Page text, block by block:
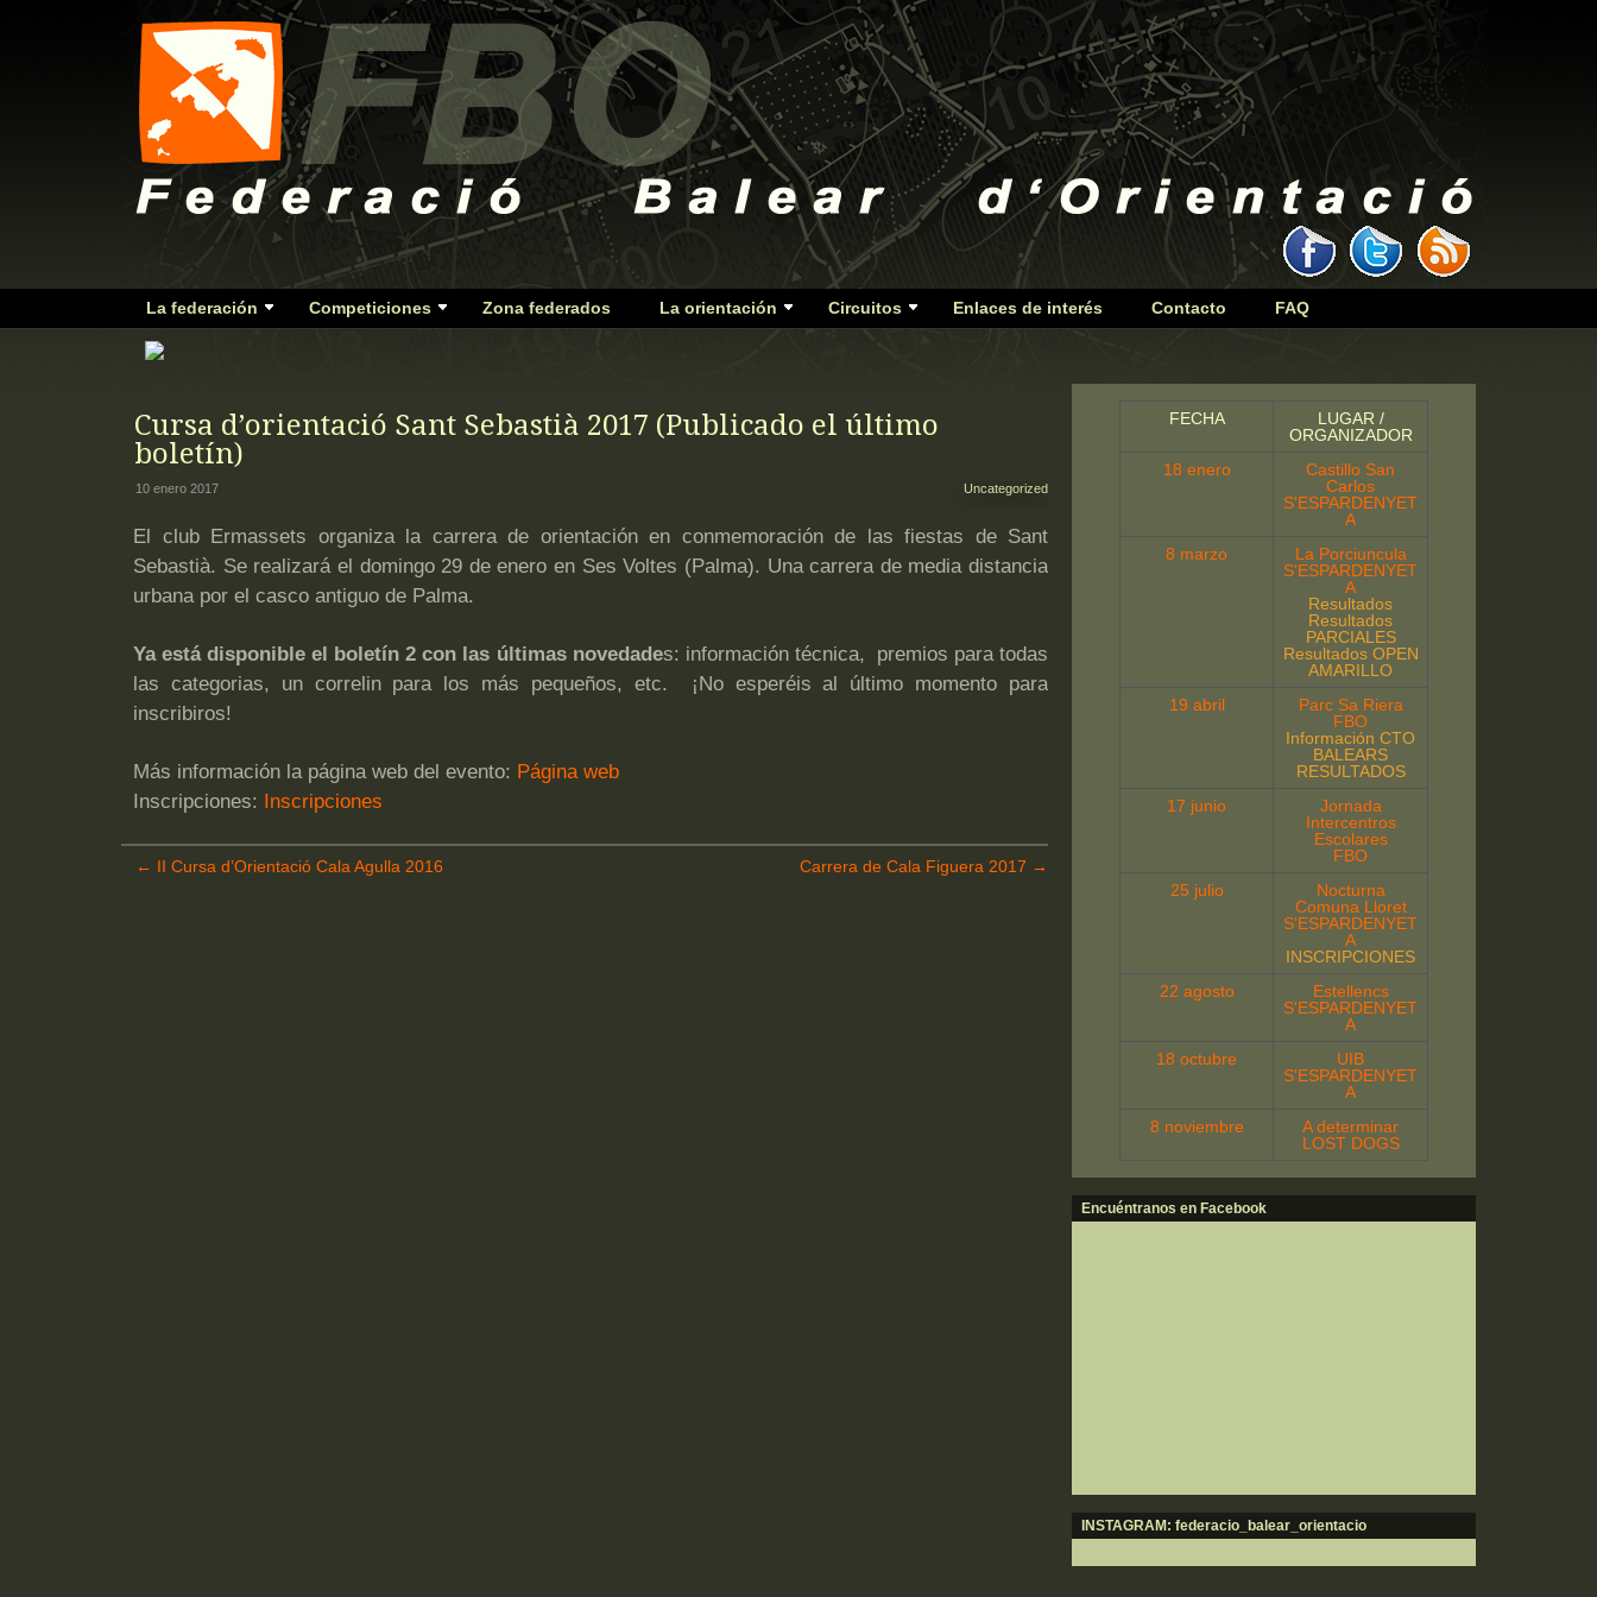
La federación Competiciones Zona federados La orientación Circuitos Enlaces de interés Contacto FAQ
Cursa d’orientació Sant Sebastià 2017 (Publicado el último
boletín)
10 enero 2017 Uncategorized
El club Ermassets organiza la carrera de orientación en conmemoración de las fiestas de Sant
Sebastià. Se realizará el domingo 29 de enero en Ses Voltes (Palma). Una carrera de media distancia
urbana por el casco antiguo de Palma.
Ya está disponible el boletín 2 con las últimas novedades: información técnica, premios para todas
las categorias, un correlin para los más pequeños, etc. ¡No esperéis al último momento para
inscribiros!
Más información la página web del evento: Página web
Inscripciones: Inscripciones
← II Cursa d’Orientació Cala Agulla 2016 Carrera de Cala Figuera 2017 →
FECHA
LUGAR /
ORGANIZADOR
18 enero
Castillo San
Carlos
S'ESPARDENYET
A
8 marzo
La Porciuncula
S'ESPARDENYET
A
Resultados
Resultados
PARCIALES
Resultados OPEN
AMARILLO
19 abril
Parc Sa Riera
FBO
Información CTO
BALEARS
RESULTADOS
17 junio
Jornada
Intercentros
Escolares
FBO
25 julio
Nocturna
Comuna Lloret
S'ESPARDENYET
A
INSCRIPCIONES
22 agosto
Estellencs
S'ESPARDENYET
A
18 octubre
UIB
S'ESPARDENYET
A
8 noviembre
A determinar
LOST DOGS
Encuéntranos en Facebook
INSTAGRAM: federacio_balear_orientacio